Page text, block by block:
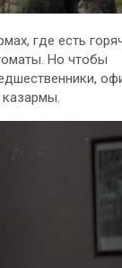
где есть
Но чтобы